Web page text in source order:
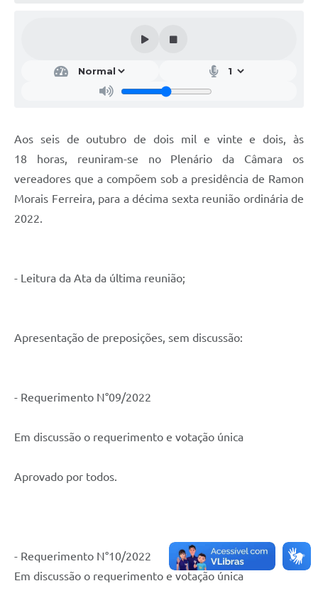
Aos seis de outubro de dois mil e vinte e dois, às
18 horas, reuniram-se no Plenário da Câmara os
vereadores que a compõem sob a presidência de Ramon
Morais Ferreira, para a décima sexta reunião ordinária de
2022.
- Leitura da Ata da última reunião;
Apresentação de preposições, sem discussão:
- Requerimento N°09/2022
Em discussão o requerimento e votação única
Aprovado por todos.
- Requerimento N°10/2022
Em discussão o requerimento e votação única